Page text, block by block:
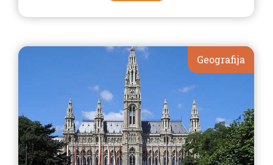
Geografija